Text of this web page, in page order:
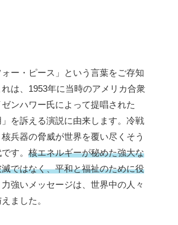
ォー・ピース」という言葉をご存知
は、1953年に当時のアメリカ合衆
ンハワー氏によって提唱された
」を訴える演説に由来します。冷戦
兵器の脅威が世界を覆い尽くそう
す。 核エネルギーが秘めた強大な
ではなく、平和と福祉のために役
力強いメッセージは、世界中の人々
ました。